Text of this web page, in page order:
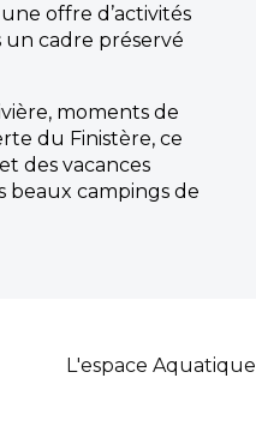
offre d’activités
un cadre préservé
moments de
du Finistère, ce
des vacances
beaux campings de
L'espace Aquatique